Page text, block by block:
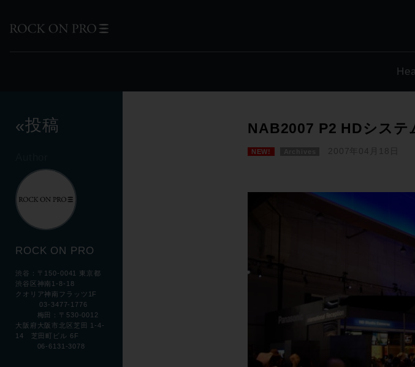
«投稿
ROCK ON PRO
渋谷：〒150-0041 東京都
渋谷区神南1-8-18
クオリア神南フラッツ1F
03-3477-1776
梅田：〒530-0012
大阪府大阪市北区芝田 1-4-
14 芝田町ビル 6F
06-6131-3078
NAB2007 P2 HDシステ
NEW! 2007年04月18日